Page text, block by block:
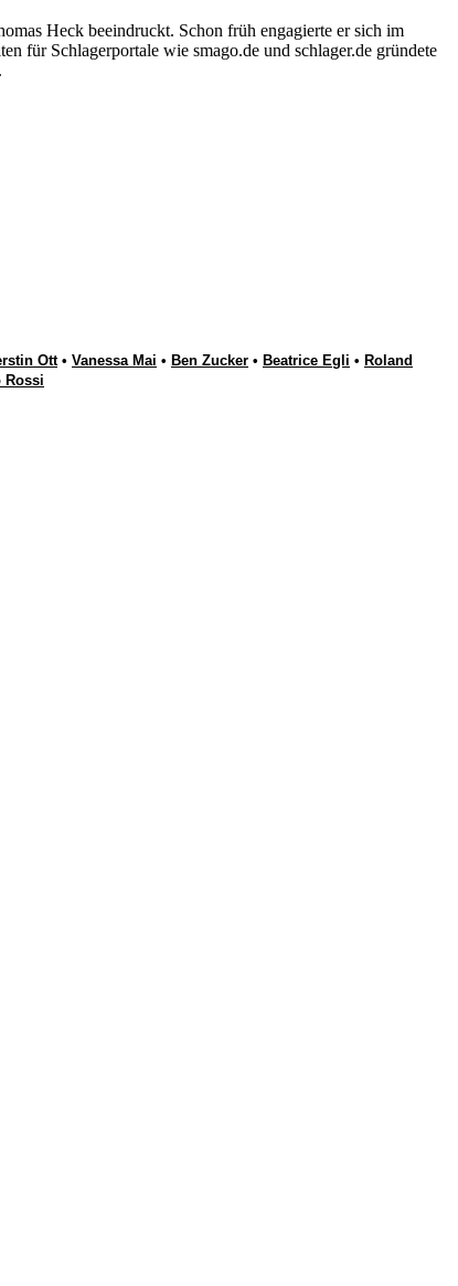
Heck beeindruckt. Schon früh engagierte er sich im
für Schlagerportale wie smago.de und schlager.de gründete
Ott• Vanessa Mai • Ben Zucker • Beatrice Egli • Roland
Rossi